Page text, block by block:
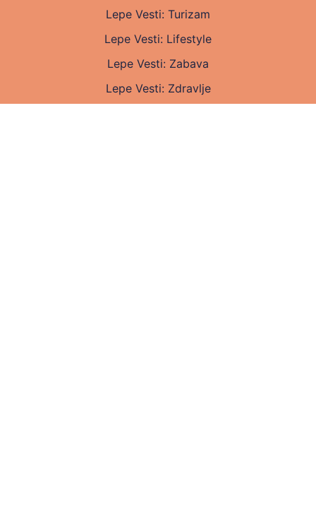
Lepe Vesti: Turizam
Lepe Vesti: Lifestyle
Lepe Vesti: Zabava
Lepe Vesti: Zdravlje